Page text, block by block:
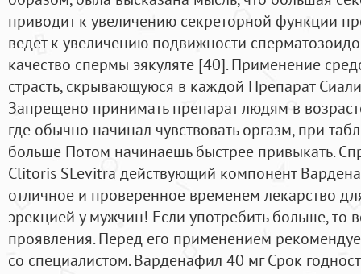
приводит к увеличению секреторной функции
ведет к увеличению подвижности
качество спермы эякуляте [40]. Применение
страсть, скрывающуюся в каждой Препарат
Запрещено принимать препарат людям в
где обычно начинал чувствовать оргазм, при
больше Потом начинаешь быстрее привыкать.
Clitoris SLevitra действующий компонент
отличное и проверенное временем лекарство
эрекцией у мужчин! Если употребить больше, то
проявления. Перед его применением
со специалистом. Варденафил 40 мг Срок